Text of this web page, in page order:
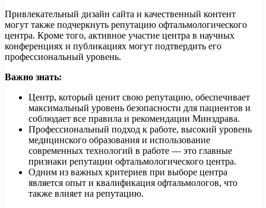
Привлекательный дизайн сайта и качественный контент
могут также подчеркнуть репутацию офтальмологического
центра. Кроме того, активное участие центра в научных
конференциях и публикациях могут подтвердить его
профессиональный уровень.
Важно знать:
Центр, который ценит свою репутацию, обеспечивает
максимальный уровень безопасности для пациентов и
соблюдает все правила и рекомендации Минздрава.
Профессиональный подход к работе, высокий уровень
медицинского образования и использование
современных технологий в работе — это главные
признаки репутации офтальмологического центра.
Одним из важных критериев при выборе центра
является опыт и квалификация офтальмологов, что
также влияет на репутацию.